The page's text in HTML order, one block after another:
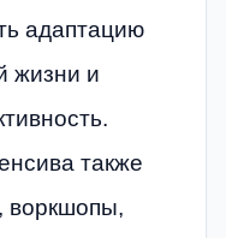
адаптацию
жизни и
также
воркшопы,